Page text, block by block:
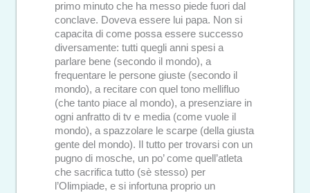
primo minuto che ha messo piede fuori dal
conclave. Doveva essere lui papa. Non si
capacita di come possa essere successo
diversamente: tutti quegli anni spesi a
parlare bene (secondo il mondo), a
frequentare le persone giuste (secondo il
mondo), a recitare con quel tono mellifluo
(che tanto piace al mondo), a presenziare in
ogni anfratto di tv e media (come vuole il
mondo), a spazzolare le scarpe (della giusta
gente del mondo). Il tutto per trovarsi con un
pugno di mosche, un po’ come quell’atleta
che sacrifica tutto (sè stesso) per
l’Olimpiade, e si infortuna proprio un